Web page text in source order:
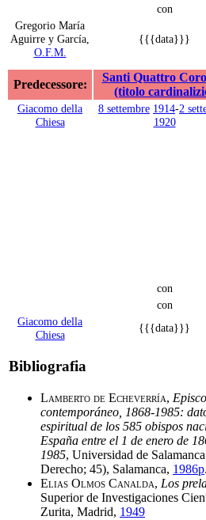
con
Gregorio María
Aguirre y García,
O.F.M.
{{{data}}}
Predecessore:
Santi Quattro
(titolo
Giacomo della
Chiesa
8 settembre 1914-2
1920
con
con
Giacomo della
Chiesa
{{{data}}}
Bibliografia
Lamberto de Echeverría,
contemporáneo, 1868-1985:
espiritual de los 585 obispos
España entre el 1 de enero de
1985, Universidad de
Derecho; 45), Salamanca, 1986p
Elias Olmos Canalda, Los
Superior de Investigaciones
Zurita, Madrid, 1949